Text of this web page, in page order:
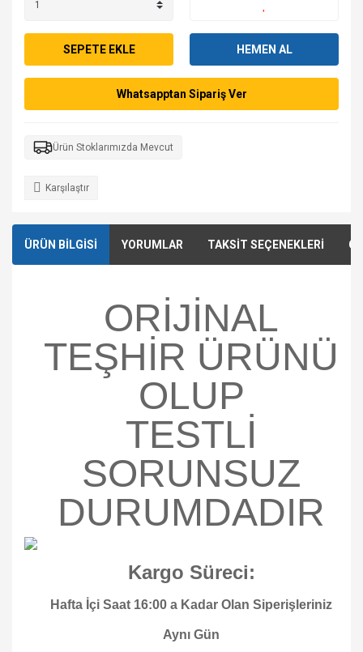
SEPETE EKLE HEMEN AL
Whatsapptan Sipariş Ver
Ürün Stoklarımızda Mevcut
Karşılaştır
ÜRÜN BİLGİSİ YORUMLAR TAKSİT SEÇENEKLERİ
ORİJİNAL
TEŞHİR ÜRÜNÜ
OLUP
TESTLİ
SORUNSUZ
DURUMDADIR
Kargo Süreci:
Hafta İçi Saat 16:00 a Kadar Olan Siperişleriniz
Aynı Gün